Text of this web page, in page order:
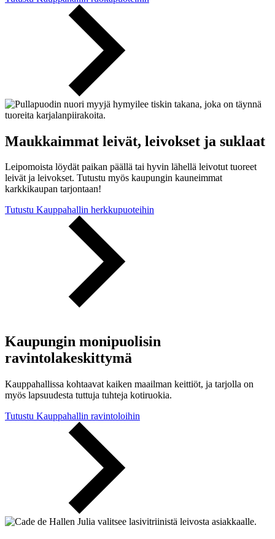
Maukkaimmat leivät, leivokset ja suklaat
Leipomoista löydät paikan päällä tai hyvin lähellä leivotut tuoreet
leivät ja leivokset. Tutustu myös kaupungin kauneimmat
karkkikaupan tarjontaan!
Tutustu Kauppahallin herkkupuoteihin
Kaupungin monipuolisin
ravintolakeskittymä
Kauppahallissa kohtaavat kaiken maailman keittiöt, ja tarjolla on
myös lapsuudesta tuttuja tuhteja kotiruokia.
Tutustu Kauppahallin ravintoloihin